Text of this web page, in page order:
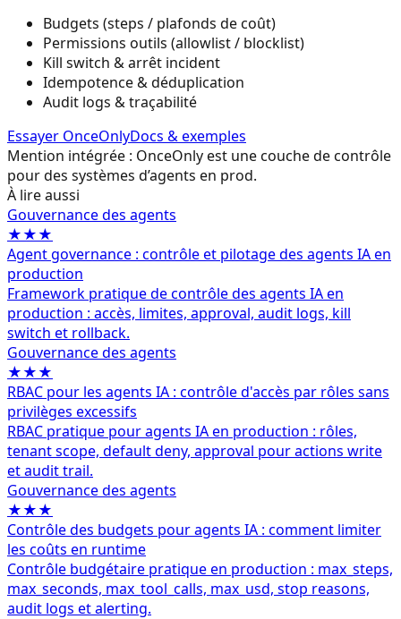
Budgets (steps / plafonds de coût)
Permissions outils (allowlist / blocklist)
Kill switch & arrêt incident
Idempotence & déduplication
Audit logs & traçabilité
Essayer OnceOnlyDocs & exemples
Mention intégrée : OnceOnly est une couche de contrôle
pour des systèmes d’agents en prod.
À lire aussi
Gouvernance des agents
★★★
Agent governance : contrôle et pilotage des agents IA en
production
Framework pratique de contrôle des agents IA en
production : accès, limites, approval, audit logs, kill
switch et rollback.
Gouvernance des agents
★★★
RBAC pour les agents IA : contrôle d'accès par rôles sans
privilèges excessifs
RBAC pratique pour agents IA en production : rôles,
tenant scope, default deny, approval pour actions write
et audit trail.
Gouvernance des agents
★★★
Contrôle des budgets pour agents IA : comment limiter
les coûts en runtime
Contrôle budgétaire pratique en production : max_steps,
max_seconds, max_tool_calls, max_usd, stop reasons,
audit logs et alerting.